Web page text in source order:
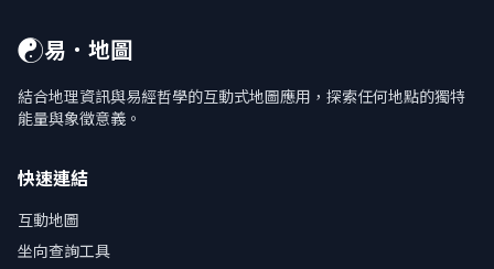
☯易．地圖
結合地理資訊與易經哲學的互動式地圖應用，探索任何地點的獨特
能量與象徵意義。
快速連結
互動地圖
坐向查詢工具